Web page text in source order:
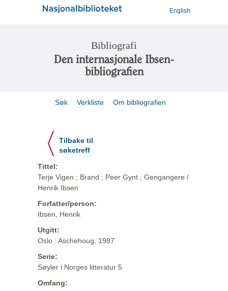
English
Bibliografi
Den internasjonale Ibsen-
bibliografien
Søk Verkliste Om bibliografien
Tilbake til
søketreff
Tittel:
Terje Vigen ; Brand ; Peer Gynt ; Gengangere /
Henrik Ibsen
Forfatter/person:
Ibsen, Henrik
Utgitt:
Oslo : Aschehoug, 1987
Serie:
Søyler i Norges litteratur 5
Omfang: